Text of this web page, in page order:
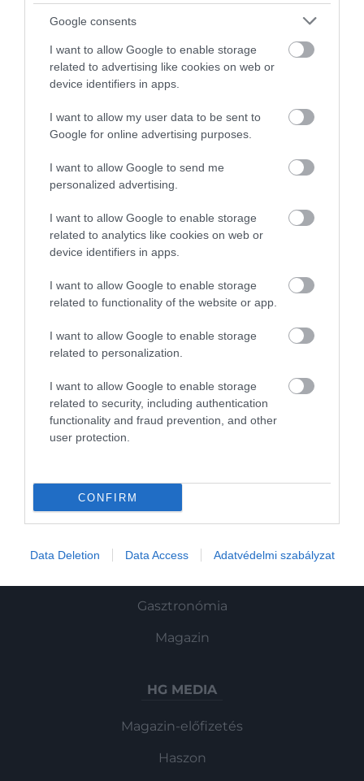
Google consents
I want to allow Google to enable storage
related to advertising like cookies on web or
device identifiers in apps.
I want to allow my user data to be sent to
Google for online advertising purposes.
I want to allow Google to send me
personalized advertising.
I want to allow Google to enable storage
related to analytics like cookies on web or
device identifiers in apps.
I want to allow Google to enable storage
related to functionality of the website or app.
I want to allow Google to enable storage
related to personalization.
I want to allow Google to enable storage
related to security, including authentication
functionality and fraud prevention, and other
user protection.
CONFIRM
Data Deletion Data Access Adatvédelmi szabályzat
TUDOMÁNY
PERSEVERANCE NASA SZILKLA
2026. JÚLIUS 10. ● TUDOMÁNY
Ez az apró állat öli meg a legtöbb embert,
Az óceánok vize idősebb a Földnél, sőt a
Napnál is – így…
Művelődj, szórakozz, kíváncsiskodj, kóstolgass
és ismerd meg a Hamu és Gyémánt világát!
Kultúra
Tudomány
Gasztronómia
Magazin
HG MEDIA
Magazin-előfizetés
Haszon